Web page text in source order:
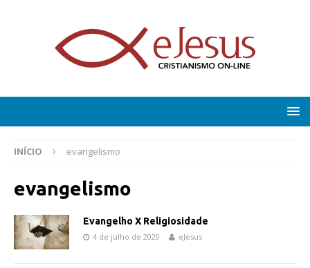
INÍCIO evangelismo
evangelismo
Evangelho X Religiosidade
4 de julho de 2020 eJesus